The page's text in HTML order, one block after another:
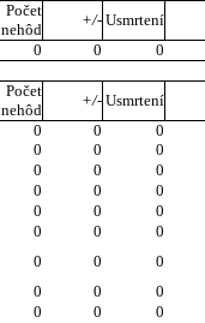
Počet
nehôd
+/- Usmrtení
0 0
0
Počet
nehôd
+/- Usmrtení
0 0
0
0 0
0
0 0
0
0 0
0
0 0
0
0 0
0
0 0
0
0 0
0
0 0
0